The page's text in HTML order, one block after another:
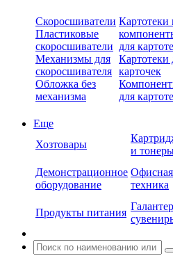
Скоросшиватели
Пластиковые
скоросшиватели
Механизмы для
скоросшивателя
Обложка без
механизма
Картотеки
для
Картотеки
карточек
для
Еще
Хозтовары
и
Демонстрационное
оборудование
Офисная
техника
Продукты питания